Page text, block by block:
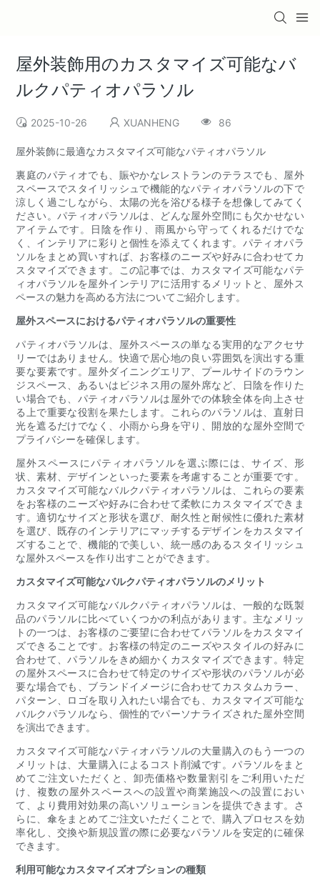
屋外装飾用のカスタマイズ可能なバ
ルクパティオパラソル
2025-10-26 XUANHENG 86
屋外装飾に最適なカスタマイズ可能なパティオパラソル
裏庭のパティオでも、賑やかなレストランのテラスでも、屋外
スペースでスタイリッシュで機能的なパティオパラソルの下で
涼しく過ごしながら、太陽の光を浴びる様子を想像してみてく
ださい。パティオパラソルは、どんな屋外空間にも欠かせない
アイテムです。日陰を作り、雨風から守ってくれるだけでな
く、インテリアに彩りと個性を添えてくれます。パティオパラ
ソルをまとめ買いすれば、お客様のニーズや好みに合わせてカ
スタマイズできます。この記事では、カスタマイズ可能なパテ
ィオパラソルを屋外インテリアに活用するメリットと、屋外ス
ペースの魅力を高める方法についてご紹介します。
屋外スペースにおけるパティオパラソルの重要性
パティオパラソルは、屋外スペースの単なる実用的なアクセサ
リーではありません。快適で居心地の良い雰囲気を演出する重
要な要素です。屋外ダイニングエリア、プールサイドのラウン
ジスペース、あるいはビジネス用の屋外席など、日陰を作りた
い場合でも、パティオパラソルは屋外での体験全体を向上させ
る上で重要な役割を果たします。これらのパラソルは、直射日
光を遮るだけでなく、小雨から身を守り、開放的な屋外空間で
プライバシーを確​​保します。
屋外スペースにパティオパラソルを選ぶ際には、サイズ、形
状、素材、デザインといった要素を考慮することが重要です。
カスタマイズ可能なバルクパティオパラソルは、これらの要素
をお客様のニーズや好みに合わせて柔軟にカスタマイズできま
す。適切なサイズと形状を選び、耐久性と耐候性に優れた素材
を選び、既存のインテリアにマッチするデザインをカスタマイ
ズすることで、機能的で美しい、統一感のあるスタイリッシュ
な屋外スペースを作り出すことができます。
カスタマイズ可能なバルクパティオパラソルのメリット
カスタマイズ可能なバルクパティオパラソルは、一般的な既製
品のパラソルに比べていくつかの利点があります。主なメリッ
トの一つは、お客様のご要望に合わせてパラソルをカスタマイ
ズできることです。お客様の特定のニーズやスタイルの好みに
合わせて、パラソルをきめ細かくカスタマイズできます。特定
の屋外スペースに合わせて特定のサイズや形状のパラソルが必
要な場合でも、ブランドイメージに合わせてカスタムカラー、
パターン、ロゴを取り入れたい場合でも、カスタマイズ可能な
バルクパラソルなら、個性的でパーソナライズされた屋外空間
を演出できます。
カスタマイズ可能なパティオパラソルの大量購入のもう一つの
メリットは、大量購入によるコスト削減です。パラソルをまと
めてご注文いただくと、卸売価格や数量割引をご利用いただ
け、複数の屋外スペースへの設置や商業施設への設置におい
て、より費用対効果の高いソリューションを提供できます。さ
らに、傘をまとめてご注文いただくことで、購入プロセスを効
率化し、交換や新規設置の際に必要なパラソルを安定的に確保
できます。
利用可能なカスタマイズオプションの種類